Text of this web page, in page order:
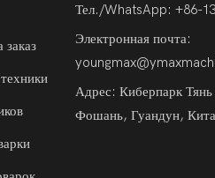
заказ
Тел./WhatsApp: +86-
Электронная почта:
Адрес: Киберпарк
Фошань, Гуандун,